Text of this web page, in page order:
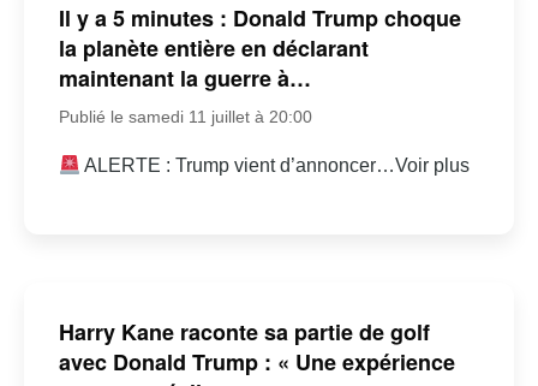
Il y a 5 minutes : Donald Trump choque
la planète entière en déclarant
maintenant la guerre à…
Publié le samedi 11 juillet à 20:00
ALERTE : Trump vient d’annoncer…Voir plus
Harry Kane raconte sa partie de golf
avec Donald Trump : « Une expérience